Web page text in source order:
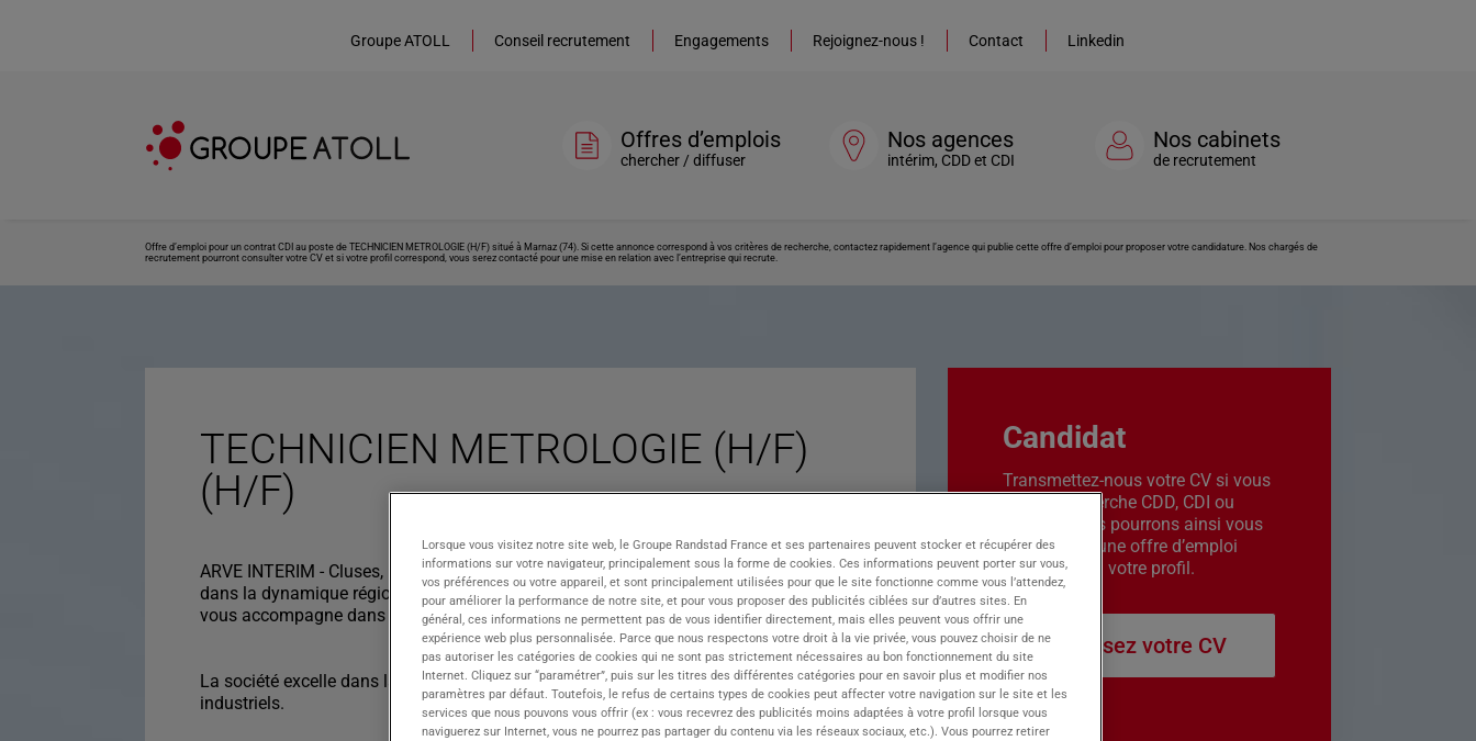
Groupe ATOLL Conseil recrutement Engagements Rejoignez-nous ! Contact Linkedin
Offres d’emplois
chercher / diffuser
Nos agences
intérim, CDD et CDI
Nos cabinets
de recrutement
Offre d’emploi pour un contrat CDI au poste de TECHNICIEN METROLOGIE (H/F) situé à Marnaz (74). Si cette annonce correspond à vos critères de recherche, contactez rapidement l’agence qui publie cette offre d’emploi pour proposer votre candidature. Nos chargés de
recrutement pourront consulter votre CV et si votre profil correspond, vous serez contacté pour une mise en relation avec l’entreprise qui recrute.
TECHNICIEN METROLOGIE (H/F)
(H/F)
ARVE INTERIM - Cluses, membre du Groupe ATOLL, vous ouvre les portes de l'emploi
dans la dynamique région de Haute-Savoie. Forte de 30 ans d'expertise, notre agence
vous accompagne dans divers secteurs avec un réseau de proximité unique.
La société excelle dans la mesure et l'analyse de précision pour divers secteurs
industriels.
Candidat
Transmettez-nous votre CV si vous
êtes en recherche CDD, CDI ou
intérim. Nous pourrons ainsi vous
contacter si une offre d’emploi
correspond à votre profil.
Déposez votre CV
Lorsque vous visitez notre site web, le Groupe Randstad France et ses partenaires peuvent stocker et récupérer des
informations sur votre navigateur, principalement sous la forme de cookies. Ces informations peuvent porter sur vous,
vos préférences ou votre appareil, et sont principalement utilisées pour que le site fonctionne comme vous l’attendez,
pour améliorer la performance de notre site, et pour vous proposer des publicités ciblées sur d’autres sites. En
général, ces informations ne permettent pas de vous identifier directement, mais elles peuvent vous offrir une
expérience web plus personnalisée. Parce que nous respectons votre droit à la vie privée, vous pouvez choisir de ne
pas autoriser les catégories de cookies qui ne sont pas strictement nécessaires au bon fonctionnement du site
Internet. Cliquez sur “paramétrer”, puis sur les titres des différentes catégories pour en savoir plus et modifier nos
paramètres par défaut. Toutefois, le refus de certains types de cookies peut affecter votre navigation sur le site et les
services que nous pouvons vous offrir (ex : vous recevrez des publicités moins adaptées à votre profil lorsque vous
naviguerez sur Internet, vous ne pourrez pas partager du contenu via les réseaux sociaux, etc.). Vous pourrez retirer